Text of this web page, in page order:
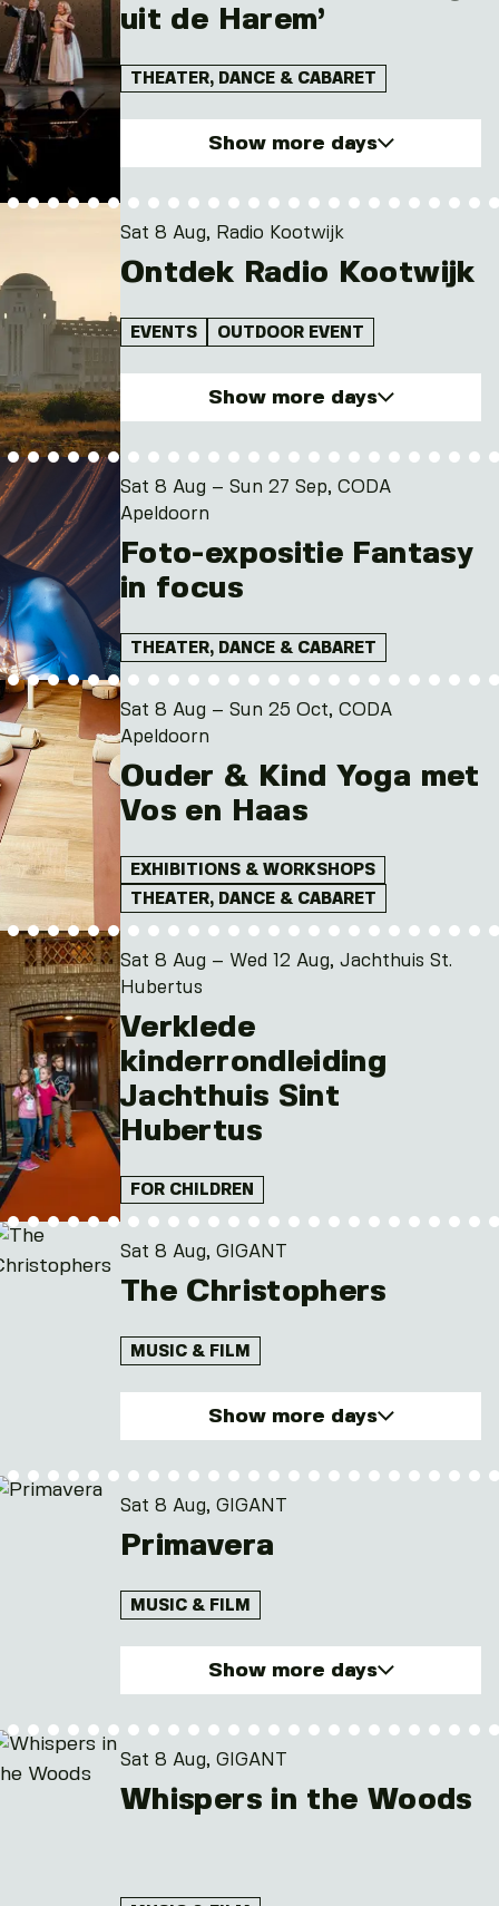
uit de Harem’
THEATER, DANCE & CABARET
Show more days
Sat. 8 Aug 2026
Sun. 9 Aug 2026
Sat. 15 Aug 2026
Sat 8 Aug, Radio Kootwijk
Ontdek Radio Kootwijk
EVENTS OUTDOOR EVENT
Show more days
Sat. 8 Aug 2026
Sun. 9 Aug 2026
Sat 8 Aug – Sun 27 Sep, CODA
Apeldoorn
Foto-expositie Fantasy
in focus
THEATER, DANCE & CABARET
Sat 8 Aug – Sun 25 Oct, CODA
Apeldoorn
Ouder & Kind Yoga met
Vos en Haas
EXHIBITIONS & WORKSHOPS
THEATER, DANCE & CABARET
Sat 8 Aug – Wed 12 Aug, Jachthuis St.
Hubertus
Verklede
kinderrondleiding
Jachthuis Sint
Hubertus
FOR CHILDREN
Sat 8 Aug, GIGANT
The Christophers
MUSIC & FILM
Show more days
Sat. 8 Aug 2026
Sun. 9 Aug 2026
Mon. 10 Aug 2026
Wed. 12 Aug 2026
Sat 8 Aug, GIGANT
Primavera
MUSIC & FILM
Show more days
Sat. 8 Aug 2026
Sun. 9 Aug 2026
Mon. 10 Aug 2026
Tue. 11 Aug 2026
Sat 8 Aug, GIGANT
Whispers in the Woods